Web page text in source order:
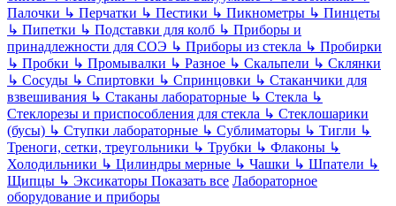
Палочки ↳ Перчатки ↳ Пестики ↳ Пикнометры ↳ Пинцеты
↳ Пипетки ↳ Подставки для колб ↳ Приборы и
принадлежности для СОЭ ↳ Приборы из стекла ↳ Пробирки
↳ Пробки ↳ Промывалки ↳ Разное ↳ Скальпели ↳ Склянки
↳ Сосуды ↳ Спиртовки ↳ Спринцовки ↳ Стаканчики для
взвешивания ↳ Стаканы лабораторные ↳ Стекла ↳
Стеклорезы и приспособления для стекла ↳ Стеклошарики
(бусы) ↳ Ступки лабораторные ↳ Сублиматоры ↳ Тигли ↳
Треноги, сетки, треугольники ↳ Трубки ↳ Флаконы ↳
Холодильники ↳ Цилиндры мерные ↳ Чашки ↳ Шпатели ↳
Щипцы ↳ Эксикаторы Показать все Лабораторное
оборудование и приборы